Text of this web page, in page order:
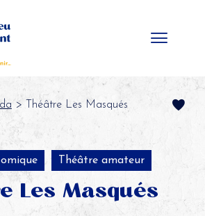
> Théâtre Les Masqués
Théâtre amateur
Les Masqués
des cookies